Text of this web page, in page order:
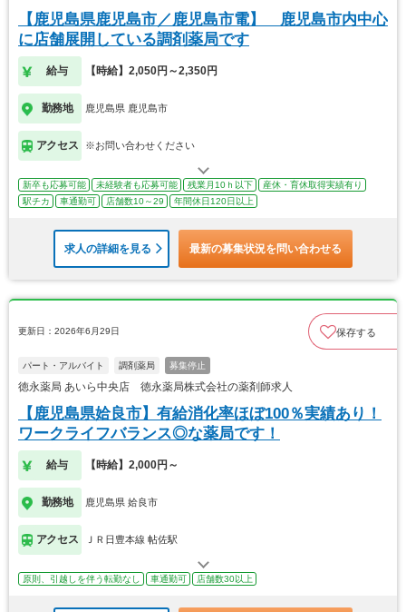
【鹿児島県鹿児島市／鹿児島市電】 鹿児島市内中心
に店舗展開している調剤薬局です
給与 【時給】2,050円～2,350円
勤務地 鹿児島県 鹿児島市
アクセス ※お問い合わせください
新卒も応募可能 未経験者も応募可能 残業月10ｈ以下
産休・育休取得実績有り
駅チカ
車通勤可 店舗数10～29 年間休日120日以上
求人の詳細を見る 最新の募集状況を問い合わせる
更新日：2026年6月29日 保存する
パート・アルバイト 調剤薬局 募集停止
徳永薬局 あいら中央店 徳永薬局株式会社の薬剤師求人
【鹿児島県姶良市】有給消化率ほぼ100％実績あり！
ワークライフバランス◎な薬局です！
給与 【時給】2,000円～
勤務地 鹿児島県 姶良市
アクセス ＪＲ日豊本線 帖佐駅
原則、引越しを伴う転勤なし 車通勤可 店舗数30以上